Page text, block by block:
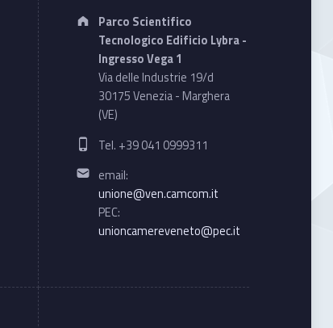
Address:
Parco Scientifico
Tecnologico Edificio Lybra -
Ingresso Vega 1
Via delle Industrie 19/d
30175 Venezia - Marghera
(VE)
Phone number:
Tel. +39 041 0999311
Email address:
email:
unione@ven.camcom.it
PEC:
unioncamereveneto@pec.it